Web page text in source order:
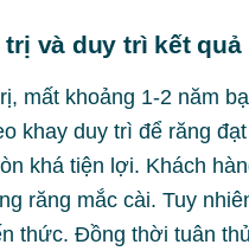
và duy trì kết quả
mất khoảng 1-2 năm
khay duy trì để răng
khá tiện lợi. Khách
răng mắc cài. Tuy
thức. Đồng thời tuân